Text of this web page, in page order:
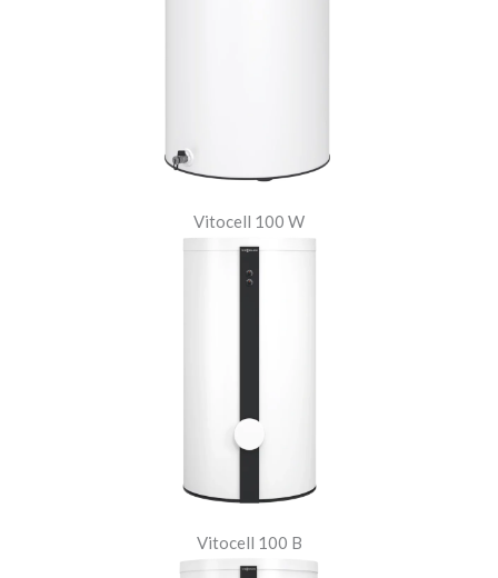
Vitocell 100 W
Vitocell 100 B